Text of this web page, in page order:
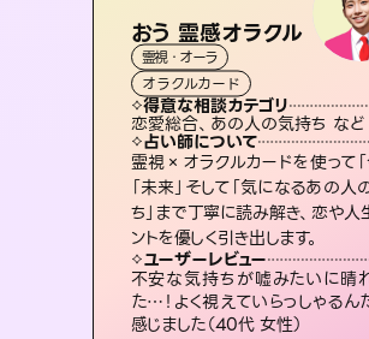
おう 霊感オラクル
霊視・オーラ
オラクルカード
得意な相談カテゴリ
恋愛総合、あの人の気持ち など
占い師について
霊視×オラクルカードを使って「
「未来」そして「気になるあの人
ち」まで丁寧に読み解き、恋や人
ントを優しく引き出します。
ユーザーレビュー
不安な気持ちが嘘みたいに晴
た…！よく視えていらっしゃるん
感じました（40代 女性）
アイリス -iris-
西洋占星術
ルーン
得意な相談カテゴリ
恋愛総合、片想い、二人の未
占い師について
復縁、恋愛、不倫の行方、同
思い、仕事関係や借金問題ま
いことや心の負担になってい
紐解き、背中をそっと押して導き
ユーザーレビュー
安心感のあり、言い切ってくれ
さない鑑定のおかげで、毎回
持ちを整えられます（30代 男
彗望
霊視・オーラ
スピリチュアル・リーディング
得意な相談カテゴリ
片想い、あの人の気持ち、
占い師について
3,700年以上の歴史を持つ
占術「易占」で詳細まで占
かう道筋を示します。厳し
体的な対策をお伝えします
ユーザーレビュー
複雑な背景もしっかり聞い
いただけました。気持ちが楽
た（50代 女性）
とうげん
霊視・オーラ
スピリチュアル・リーディング
得意な相談カテゴリ
片想い、あの人の気持
占い師について
恋愛のお悩みの中でも特に「曖昧な関係」の相談を得意としており、友達以上恋人未満なお相手との今後や本
ユーザーレビュー
鑑定していただいてアドバ
動すると仲が復活してきま
とうございました（40代
未来視師＊花
スピリチュアル・リーディ
得意な相談カテゴリ
出逢い、片想い、復
占い師について
未来には何パターンも
ます。不安で視えにく
たの素敵な未来を見つ
選択できるようアドバイ
ユーザーレビュー
職場の人の性質や人間関
本当によく視えていてびっ
打てて前向きになれます
霊視・オーラ タロ
スピリチュアル・リーデ
得意な相談カテ
片想い、二人の未来
占い師について
連絡再開、復縁、成
多数。セラピストとし
験があるからこそでき
い未来をサポートしま
ユーザーレビュー
とても心温まる鑑定でし
らは何も言っていないの
しゃるんだなと驚きです（